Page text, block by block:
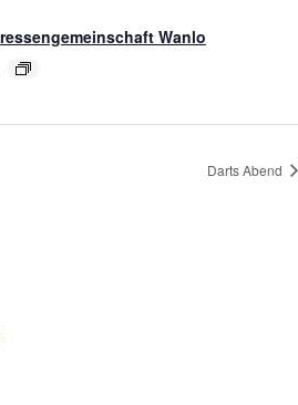
Wanlo
Darts Abend